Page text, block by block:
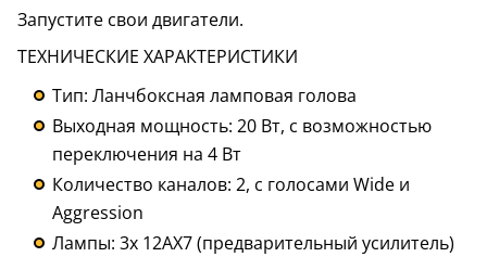
Запустите свои двигатели.
ТЕХНИЧЕСКИЕ ХАРАКТЕРИСТИКИ
Тип: Ланчбоксная ламповая голова
Выходная мощность: 20 Вт, с возможностью
переключения на 4 Вт
Количество каналов: 2, с голосами Wide и
Aggression
Лампы: 3x 12AX7 (предварительный усилитель)